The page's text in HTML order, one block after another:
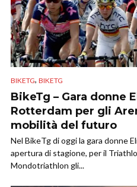
BIKETG, BIKETG
BikeTg – Gara donne
Rotterdam per gli
mobilità del futuro
Nel BikeTg di oggi la gara donne
apertura di stagione, per il
Mondotriathlon gli...